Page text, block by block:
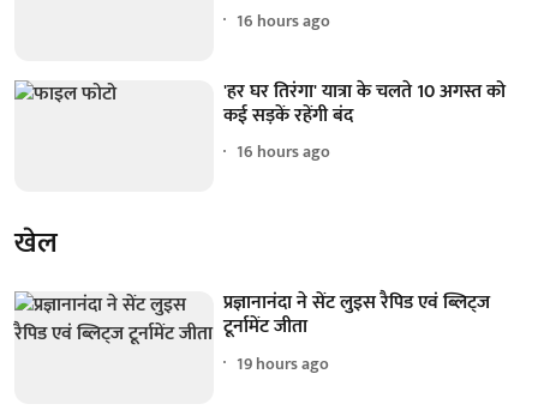
16 hours ago
'हर घर तिरंगा' यात्रा के चलते 10 अगस्त को
कई सड़कें रहेंगी बंद
16 hours ago
खेल
प्रज्ञानानंदा ने सेंट लुइस रैपिड एवं ब्लिट्ज
टूर्नामेंट जीता
19 hours ago